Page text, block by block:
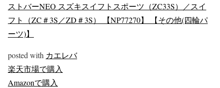
ストバーNEO スズキスイフトスポーツ（ZC33S）／スイ
フト（ZC＃3S／ZD＃3S） 【NP77270】 【その他(四輪パ
ーツ)】
posted with カエレバ
楽天市場で購入
Amazonで購入